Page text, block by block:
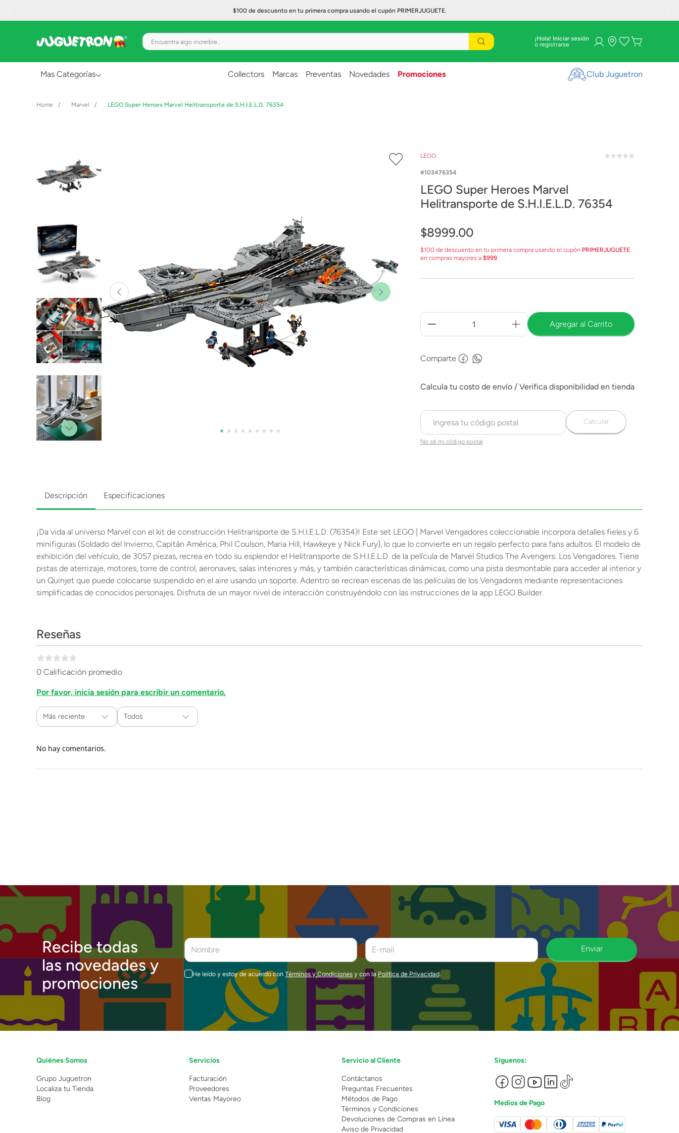
$100 de descuento en tu primera compra usando el cupón PRIMERJUGUETE.
Encuentra algo increíble... ¡Hola! Iniciar sesión
Mas Categorías
Figuras de Acción
Gadgets y Electrónicos
Lanzadores
Muñecas
Construcción
Peluches
Vehículos y Pistas
Collectors Marcas Preventas Novedades Promociones Club Juguetron
Marvel LEGO Super Heroes Marvel Helitransporte de S.H.I.E.L.D. 76354
LEGO
103476354
LEGO Super Heroes Marvel
Helitransporte de S.H.I.E.L.D. 76354
$8999.00
$100 de descuento en tu primera compra usando el cupón PRIMERJUGUETE,
en compras mayores a $999.
Agregar al Carrito
Comparte
No sé mi código postal
Calcular
Descripción Especificaciones
¡Da vida al universo Marvel con el kit de construcción Helitransporte de S.H.I.E.L.D. (76354)! Este set LEGO | Marvel Vengadores coleccionable incorpora detalles fieles y 6
minifiguras (Soldado del Invierno, Capitán América, Phil Coulson, Maria Hill, Hawkeye y Nick Fury), lo que lo convierte en un regalo perfecto para fans adultos. El modelo de
exhibición del vehículo, de 3057 piezas, recrea en todo su esplendor el Helitransporte de S.H.I.E.L.D. de la película de Marvel Studios The Avengers: Los Vengadores. Tiene
pistas de aterrizaje, motores, torre de control, aeronaves, salas interiores y más, y también características dinámicas, como una pista desmontable para acceder al interior y
un Quinjet que puede colocarse suspendido en el aire usando un soporte. Adentro se recrean escenas de las películas de los Vengadores mediante representaciones
simplificadas de conocidos personajes. Disfruta de un mayor nivel de interacción construyéndolo con las instrucciones de la app LEGO Builder.
Reseñas
0 Calificación promedio
Por favor, inicia sesión para escribir un comentario.
Más reciente Todos
No hay comentarios.
Recibe todas
las novedades y
promociones
Enviar
He leído y estoy de acuerdo con Términos y Condiciones y con la Política de Privacidad.
Quiénes Somos
Grupo Juguetron
Localiza tu Tienda
Blog
Servicios
Facturación
Proveedores
Ventas Mayoreo
Servicio al Cliente
Contáctanos
Preguntas Frecuentes
Métodos de Pago
Términos y Condiciones
Devoluciones de Compras en Línea
Aviso de Privacidad
Síguenos:
Medios de Pago